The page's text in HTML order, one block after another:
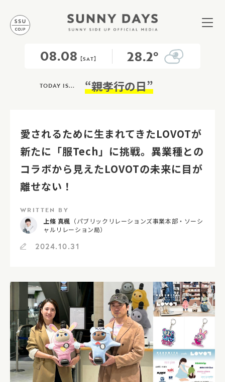
08.08 【SAT】 28.2°
TODAY IS... “親孝行の日”
愛されるために生まれてきたLOVOTが
新たに「服Tech」に挑戦。異業種との
コラボから見えたLOVOTの未来に目が
離せない！
WRITTEN BY
上條 真楓 （パブリックリレーションズ事業本部・ソーシ
ャルリレーション局）
2024.10.31